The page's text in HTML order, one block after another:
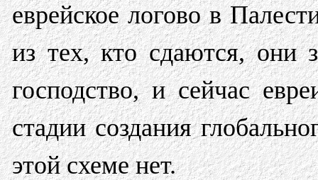
еврейское логово в
из тех, кто сдаются, они
господство, и сейчас
стадии создания
этой схеме нет.